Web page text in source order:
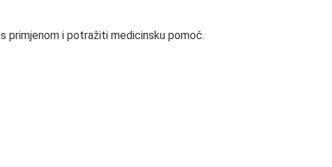
primjenom i potražiti medicinsku pomoć.